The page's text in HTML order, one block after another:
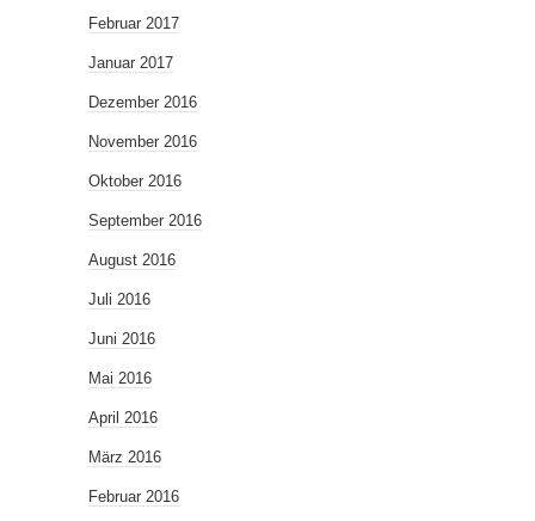
Februar 2017
Januar 2017
Dezember 2016
November 2016
Oktober 2016
September 2016
August 2016
Juli 2016
Juni 2016
Mai 2016
April 2016
März 2016
Februar 2016